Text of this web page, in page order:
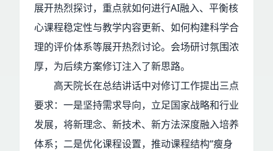
展开热烈探讨，重点就如何进行AI融入、平衡核
心课程稳定性与教学内容更新、如何构建科学合
理的评价体系等展开热烈讨论。会场研讨氛围浓
厚，为后续方案修订注入了新思路。
高天院长在总结讲话中对修订工作提出三点
要求：一是坚持需求导向，立足国家战略和行业
发展，将新理念、新技术、新方法深度融入培养
体系；二是优化课程设置，推动课程结构“瘦身